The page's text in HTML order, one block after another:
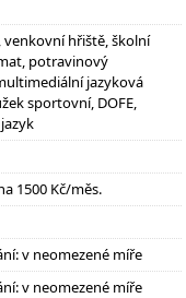
hřiště, školní
potravinový
jazyková
sportovní, DOFE,
1500 Kč/měs.
v neomezené míře
v neomezené míře